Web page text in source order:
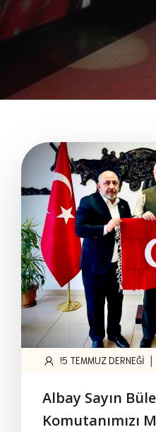
!5 TEMMUZ DERNEĞI |
Albay Sayın
Komutanımızı